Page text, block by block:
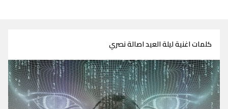
كلمات اغنية ليلة العيد اصالة نصري